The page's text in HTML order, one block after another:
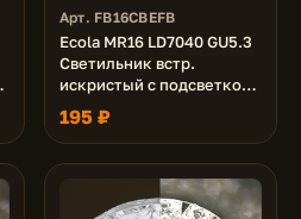
Арт. FB16CBEFB
Ecola MR16 LD7040 GU5.3
Светильник встр.
искристый с подсветкой
"Бабочки" Голубой / Хром
25x95
195 ₽